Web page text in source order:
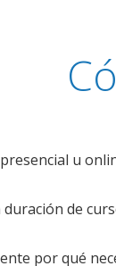
u
duración de
por qué